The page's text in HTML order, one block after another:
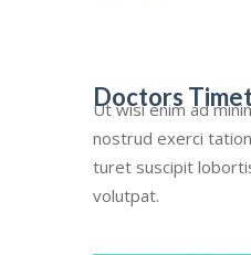
Doctors
Ut wisi enim ad
nostrud exerci
turet suscipit
volutpat.